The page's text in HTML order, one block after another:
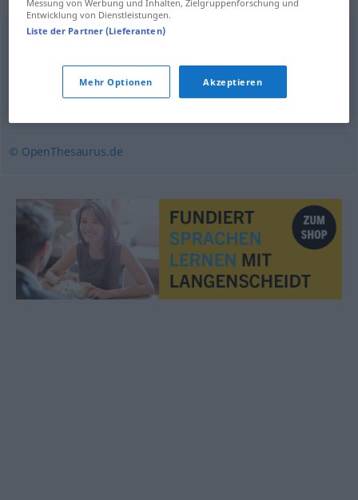
Aufregung,Stinkwut Raserei,Jähzorn
© OpenThesaurus.de
Messung von Werbung und Inhalten, Zielgruppenforschung und
Entwicklung von Dienstleistungen.
Liste der Partner (Lieferanten)
Mehr Optionen Akzeptieren